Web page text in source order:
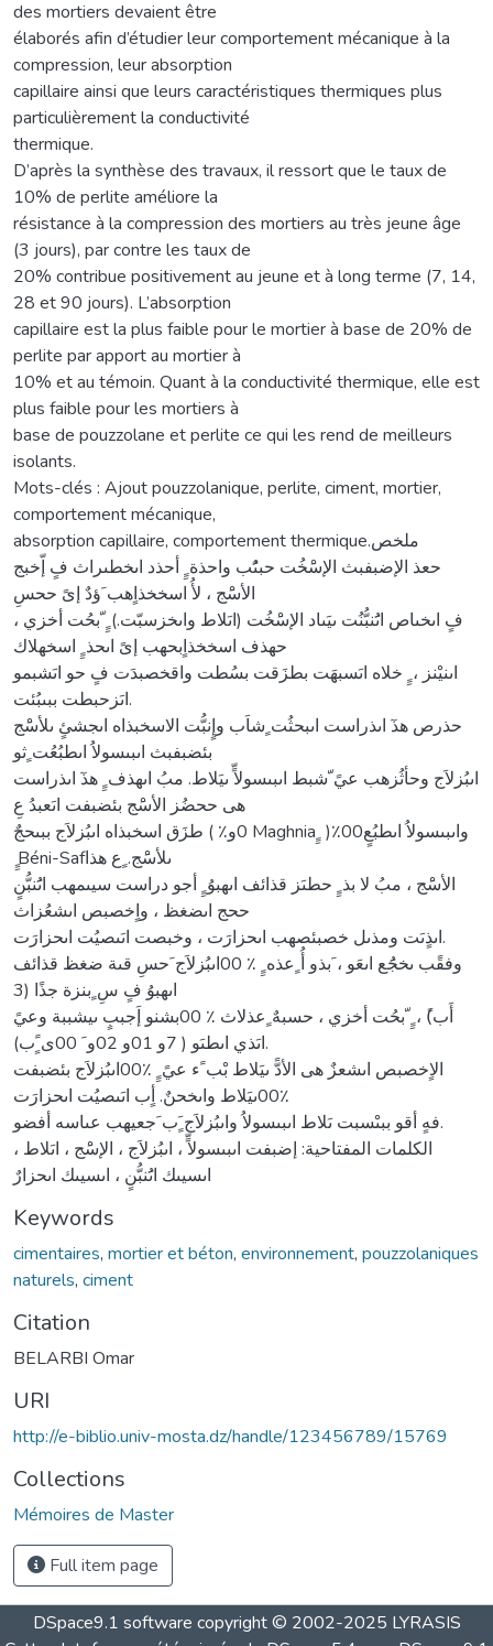
des mortiers devaient être
élaborés afin d’étudier leur comportement mécanique à la
compression, leur absorption
capillaire ainsi que leurs caractéristiques thermiques plus
particulièrement la conductivité
thermique.
D’après la synthèse des travaux, il ressort que le taux de
10% de perlite améliore la
résistance à la compression des mortiers au très jeune âge
(3 jours), par contre les taux de
20% contribue positivement au jeune et à long terme (7, 14,
28 et 90 jours). L’absorption
capillaire est la plus faible pour le mortier à base de 20% de
perlite par apport au mortier à
10% et au témoin. Quant à la conductivité thermique, elle est
plus faible pour les mortiers à
base de pouzzolane et perlite ce qui les rend de meilleurs
isolants.
Mots-clés : Ajout pouzzolanique, perlite, ciment, mortier,
comportement mécanique,
absorption capillaire, comportement thermique.ملخص
حعذ الإضبفبث الإسَْخُت حبىًُب واحذة ٍِ أحذد اىخطىراث فٍ إّخبج
الأسَْج ، لأُ اسخخذاٍهب َؤدٌ إىً ححسِ
فٍ اىخىاص اىَُنبُّنُت ىيَىاد الإسَْخُت (اىَلاط واىخزسبّت.) ٍِ ّبحُت أخزي ،
حهذف اسخخذاٍبحهب إىً اىحذ ٍِ اسخهلاك
اىنيْنز ، ٍِ خلاه اىَسبهَت بطزَقت بسُطت واقخصبدَت فٍ حو اىَشبمو
اىَزحبطت ببىبُئت.
حذرص هذٓ اىذراست اىبحثُت ٍشاَب وإٍنبُّت الاسخبذاه اىجشئٍ ىلأسَْج
بئضبفبث اىبىسولاُ اىطبُعُت ٍثو
اىبُزلاَج وحأثُزهب عيً ّشبط اىبىسولاٍّ ىيَلاط. مبُ اىهذف ٍِ هذٓ اىذراست
هى ححضُز الأسَْج بئضبفت اىَعبدُ عِ
طزَق اسخبذاه اىبُزلاَج ببىحجٌ ( ٪0و Maghnia ٍِ )٪00واىبىسولاُ اىطبُعٍ
ٍِ Béni-Safىلأسَْج. ٍع هذا
الأسَْج ، مبُ لا بذ ٍِ حطىَز قذائف اىهبوُ ٍِ أجو دراست سيىمهب اىَُنبُّنٍ
ححج اىضغظ ، واٍخصبص اىشعُزاث
اىذٍىَت ومذىل خصبئصهب اىحزارَت ، وخبصت اىَىصيُت اىحزارَت.
وفقًب ىخجَُع اىعَو ، َبذو أُ ٍعذه ٍِ ٪ 00اىبُزلاَج َحسِ قىة ضغظ قذائف
اىهبوُ فٍ سِ ٍبنزة جذًا (3
أَب)ً ، ٍِ ّبحُت أخزي ، حسبهٌ ٍعذلاث ٪ 00بشنو إَجببٍ ىيشببة وعيً
اىَذي اىطىَو ( 7و 01و 02و َ 00ى ًٍب).
الاٍخصبص اىشعزٌ هى الأدًّ ىيَلاط بْب ًء عيً ٍِ ٪00اىبُزلاَج بئضبفت
٪00ىيَلاط واىخحنٌ. أٍب اىَىصيُت اىحزارَت
فهٍ أقو ببىْسبت ىَلاط اىبىسولاُ واىبُزلاَج ٍَب َجعيهب عىاسه أفضو.
الكلمات المفتاحية: إضبفت اىبىسولاٍّ ، اىبُزلاَج ، الإسَْج ، اىَلاط ،
اىسيىك اىَُنبُّنٍ ، اىسيىك اىحزارٌ
Keywords
cimentaires, mortier et béton, environnement, pouzzolaniques
naturels, ciment
Citation
BELARBI Omar
URI
http://e-biblio.univ-mosta.dz/handle/123456789/15769
Collections
Mémoires de Master
Full item page
DSpace9.1 software copyright © 2002-2025 LYRASIS